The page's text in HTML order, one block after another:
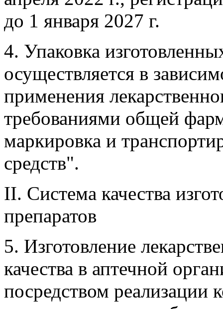
до 1 января 2027 г.
4. Упаковка
осуществляется в
применения
требованиями общей
маркировка и
средств".
II. Система качества
препаратов
5. Изготовление
качества в аптечной
посредством реализации